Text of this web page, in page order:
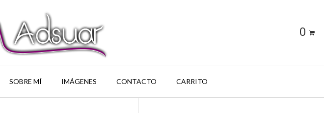
0
SOBRE MÍ IMÁGENES CONTACTO CARRITO